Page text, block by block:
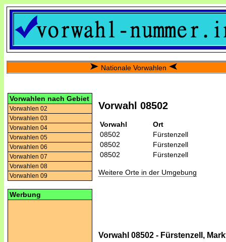
Nationale Vorwahlen
Vorwahlen nach Gebiet
Vorwahlen 02
Vorwahlen 03
Vorwahlen 04
Vorwahlen 05
Vorwahlen 06
Vorwahlen 07
Vorwahlen 08
Vorwahlen 09
Werbung
Vorwahl 08502
Vorwahl
Ort
08502
Fürstenzell
08502
Fürstenzell
08502
Fürstenzell
Weitere Orte in der Umgebung
Vorwahl 08502 - Fürstenzell,